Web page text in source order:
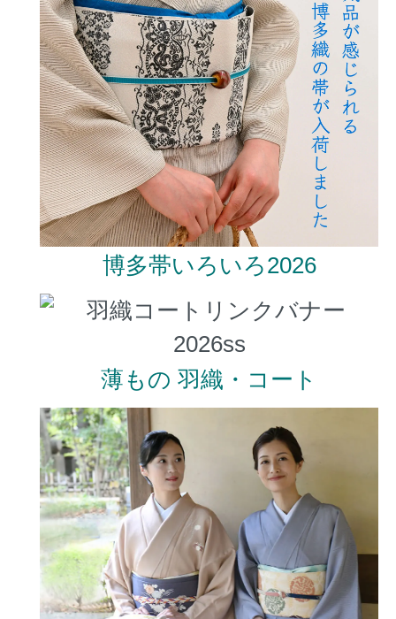
博多帯いろいろ2026
薄もの 羽織・コート